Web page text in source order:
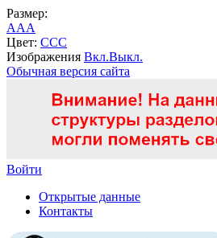
Размер:
AAA
Цвет: CCC
Изображения Вкл.Выкл.
Обычная версия сайта
Войти
Открытые данные
Контакты